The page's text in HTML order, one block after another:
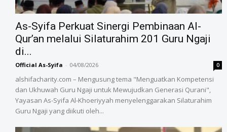
As-Syifa Perkuat Sinergi Pembinaan Al-
Qur’an melalui Silaturahim 201 Guru Ngaji
di...
Official As-Syifa - 04/08/2026 0
alshifacharity.com – Mengusung tema "Menguatkan Kompetensi
dan Ukhuwah Guru Ngaji untuk Mewujudkan Generasi Qurani",
Yayasan As-Syifa Al-Khoeriyyah menyelenggarakan Silaturahim
Guru Ngaji yang diikuti oleh...